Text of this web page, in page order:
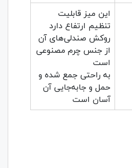
این میز قابلیت
تنظیم ارتفاع دارد
روکش صندلی‌های آن
از جنس چرم مصنوعی
است
به راحتی جمع شده و
حمل و جابه‌جایی آن
آسان است